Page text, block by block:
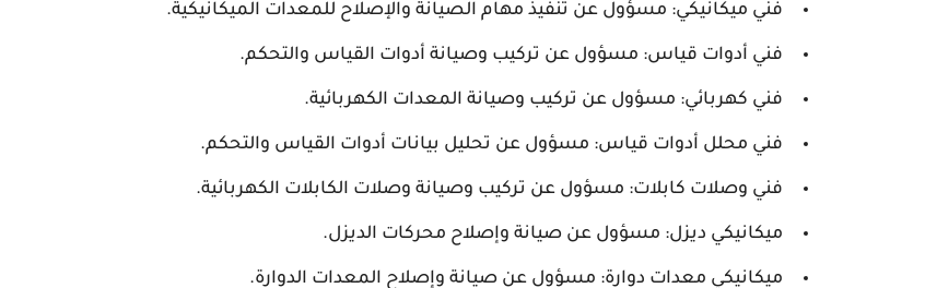
فني ميكانيكي: مسؤول عن تنفيذ مهام الصيانة والإصلاح للمعدات الميكانيكية.
فني أدوات قياس: مسؤول عن تركيب وصيانة أدوات القياس والتحكم.
فني كهربائي: مسؤول عن تركيب وصيانة المعدات الكهربائية.
فني محلل أدوات قياس: مسؤول عن تحليل بيانات أدوات القياس والتحكم.
فني وصلات كابلات: مسؤول عن تركيب وصيانة وصلات الكابلات الكهربائية.
ميكانيكي ديزل: مسؤول عن صيانة وإصلاح محركات الديزل.
ميكانيكي معدات دوارة: مسؤول عن صيانة وإصلاح المعدات الدوارة.